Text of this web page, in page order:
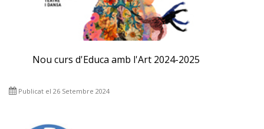
Nou curs d'Educa amb l'Art 2024-2025
Publicat el 26 Setembre 2024